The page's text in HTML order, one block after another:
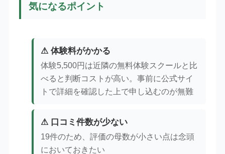
気になるポイント
⚠ 体験料がかかる
体験5,500円は近隣の無料体験スクールと比
べると判断コストが高い。事前に公式サイ
トで詳細を確認した上で申し込むのが無難
⚠ 口コミ件数が少ない
19件のため、評価の母数が小さい点は念頭
においておきたい